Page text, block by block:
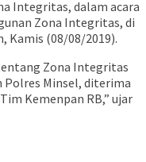
Integritas, dalam acara
Zona Integritas, di
Kamis (08/08/2019).
Zona Integritas
Polres Minsel, diterima
Kemenpan RB,” ujar